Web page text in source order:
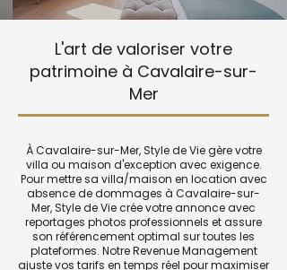
L'art de valoriser votre
patrimoine à Cavalaire-sur-
Mer
À Cavalaire-sur-Mer, Style de Vie gère votre
villa ou maison d'exception avec exigence.
Pour mettre sa villa/maison en location avec
absence de dommages à Cavalaire-sur-
Mer, Style de Vie crée votre annonce avec
reportages photos professionnels et assure
son référencement optimal sur toutes les
plateformes. Notre Revenue Management
ajuste vos tarifs en temps réel pour maximiser